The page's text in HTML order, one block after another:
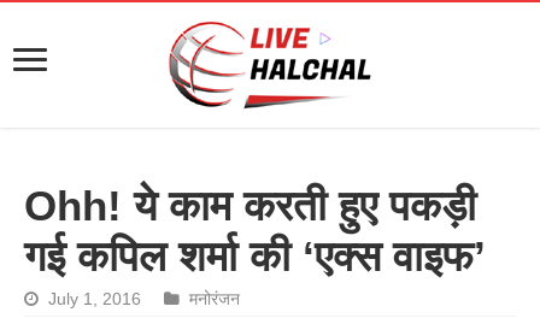
Ohh! ये काम करती हुए पकड़ी
गई कपिल शर्मा की ‘एक्स वाइफ’
July 1, 2016 मनोरंजन